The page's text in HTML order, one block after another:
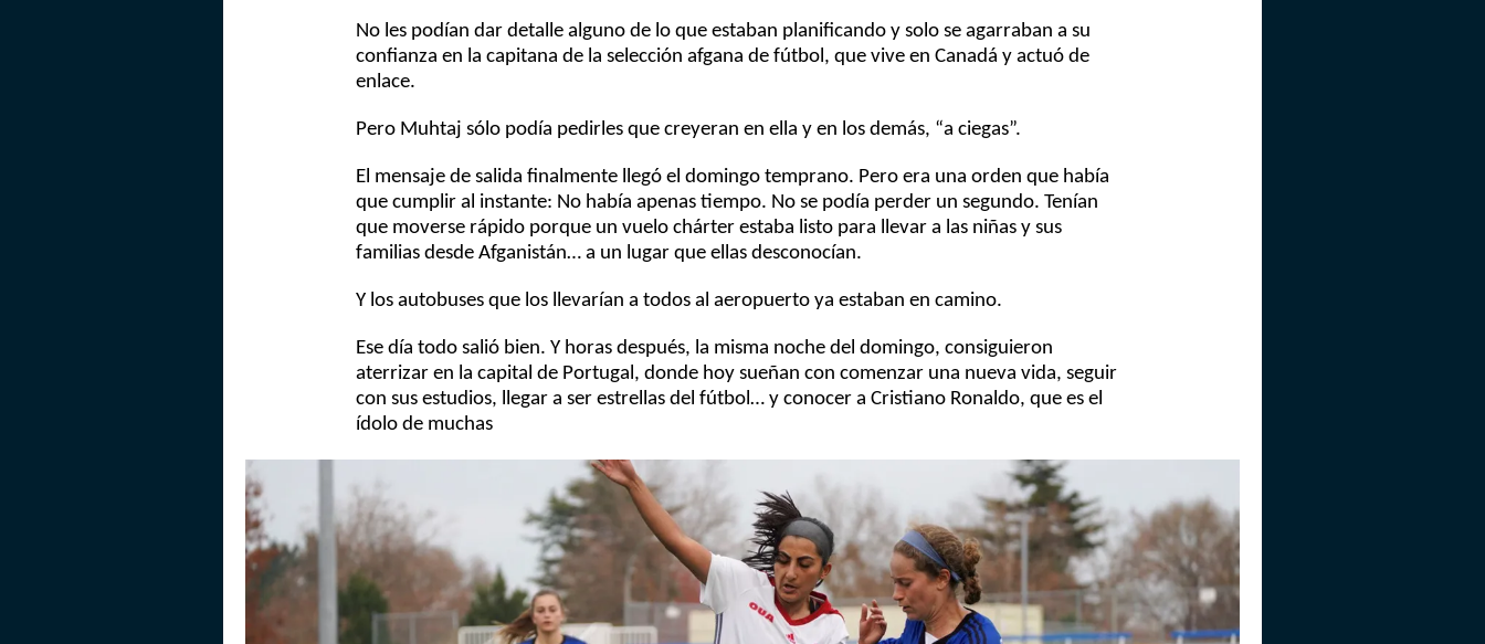
No les podían dar detalle alguno de lo que estaban planificando y solo se agarraban a su
confianza en la capitana de la selección afgana de fútbol, que vive en Canadá y actuó de
enlace.
Pero Muhtaj sólo podía pedirles que creyeran en ella y en los demás, “a ciegas”.
El mensaje de salida finalmente llegó el domingo temprano. Pero era una orden que había
que cumplir al instante: No había apenas tiempo. No se podía perder un segundo. Tenían
que moverse rápido porque un vuelo chárter estaba listo para llevar a las niñas y sus
familias desde Afganistán… a un lugar que ellas desconocían.
Y los autobuses que los llevarían a todos al aeropuerto ya estaban en camino.
Ese día todo salió bien. Y horas después, la misma noche del domingo, consiguieron
aterrizar en la capital de Portugal, donde hoy sueñan con comenzar una nueva vida, seguir
con sus estudios, llegar a ser estrellas del fútbol… y conocer a Cristiano Ronaldo, que es el
ídolo de muchas